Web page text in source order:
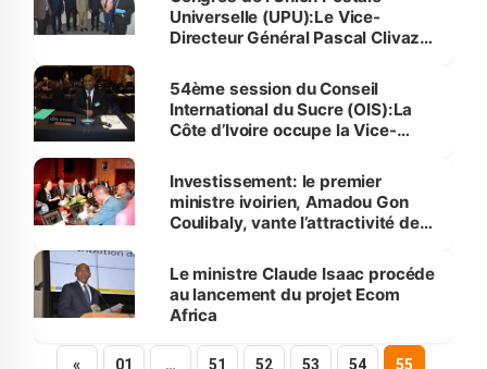
Universelle (UPU):Le Vice-
Directeur Général Pascal Clivaz
De
54ème session du Conseil
International du Sucre (OIS):La
Côte d’Ivoire occupe la Vice-
Investissement: le premier
ministre ivoirien, Amadou Gon
Coulibaly, vante l’attractivité de
entreprises britanniques
Le ministre Claude Isaac procéde
au lancement du projet Ecom
Africa
« 01 … 51 52 53 54 55